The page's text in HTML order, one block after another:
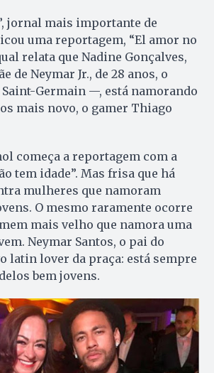
jornal mais importante de
uma reportagem, “El amor no
relata que Nadine Gonçalves,
de Neymar Jr., de 28 anos, o
Saint-Germain —, está namorando
mais novo, o gamer Thiago
começa a reportagem com a
tem idade”. Mas frisa que há
mulheres que namoram
O mesmo raramente ocorre
mais velho que namora uma
Neymar Santos, o pai do
latin lover da praça: está sempre
bem jovens.